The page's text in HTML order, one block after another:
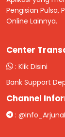
Pengisian Pulsa,
Online Lainnya.
Center
: Klik Disini
Bank Support
Channel
: